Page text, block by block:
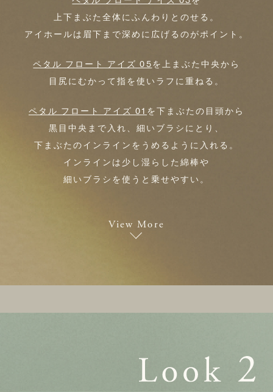
上下まぶた全体にふんわりとのせる。
アイホールは眉下まで深めに広げるのがポイント。
ペタル フロート アイズ 05を上まぶた中央から
目尻にむかって指を使いラフに重ねる。
ペタル フロート アイズ 01 を下まぶたの目頭から
黒目中央まで入れ、細いブラシにとり、
下まぶたのインラインをうめるように入れる。
インラインは少し湿らした綿棒や
細いブラシを使うと乗せやすい。
View More